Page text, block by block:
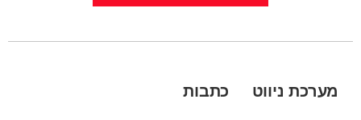
מערכת ניווט כתבות